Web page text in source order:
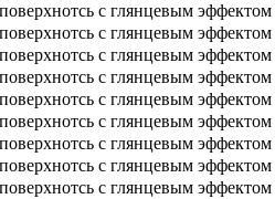
с глянцевым эффектом
с глянцевым эффектом
с глянцевым эффектом
с глянцевым эффектом
с глянцевым эффектом
с глянцевым эффектом
с глянцевым эффектом
с глянцевым эффектом
с глянцевым эффектом